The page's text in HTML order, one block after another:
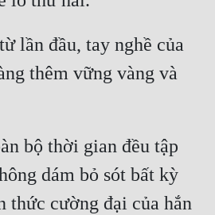
lần đầu, tay nghề của
thêm vững vàng và
bộ thời gian đều tập
dám bỏ sót bất kỳ
thức cường đại của hắn